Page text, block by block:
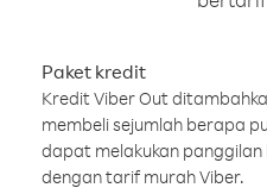
Paket kredit
Kredit Viber Out
membeli sejumlah berapa
dapat melakukan panggilan
dengan tarif murah Viber.